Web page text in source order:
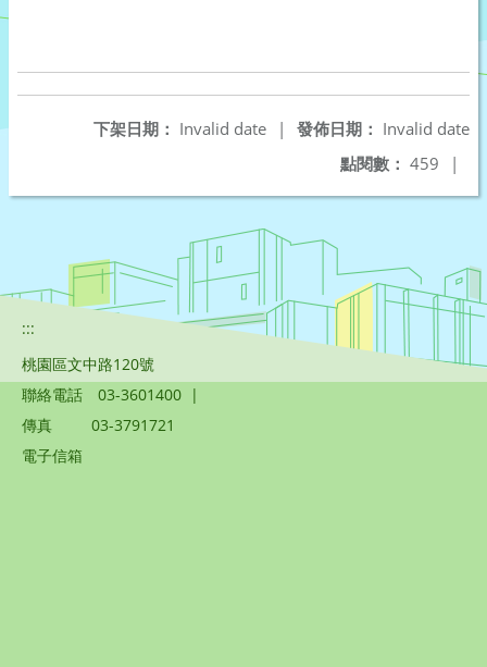
發佈日期： Invalid date
下架日期： Invalid date
|
點閱數： 459 |
:::
桃園區文中路120號
聯絡電話
03-3601400 |
傳真
03-3791721
電子信箱